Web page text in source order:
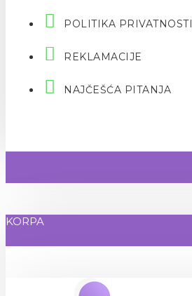
POLITIKA PRIVATNOSTI
REKLAMACIJE
NAJČEŠĆA PITANJA
KORPA